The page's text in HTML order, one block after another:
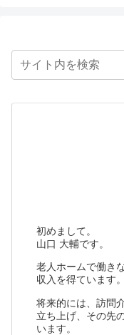
初めまして。
山口 大輔です。
老人ホームで働き
収入を得ています。
将来的には、訪問
立ち上げ、その先
います。